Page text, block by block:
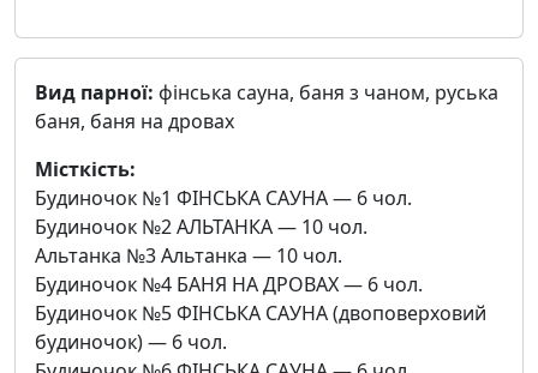
Вид парної: фінська сауна, баня з чаном, руська
баня, баня на дровах
Місткість:
Будиночок №1 ФІНСЬКА САУНА — 6 чол.
Будиночок №2 АЛЬТАНКА — 10 чол.
Альтанка №3 Альтанка — 10 чол.
Будиночок №4 БАНЯ НА ДРОВАХ — 6 чол.
Будиночок №5 ФІНСЬКА САУНА (двоповерховий
будиночок) — 6 чол.